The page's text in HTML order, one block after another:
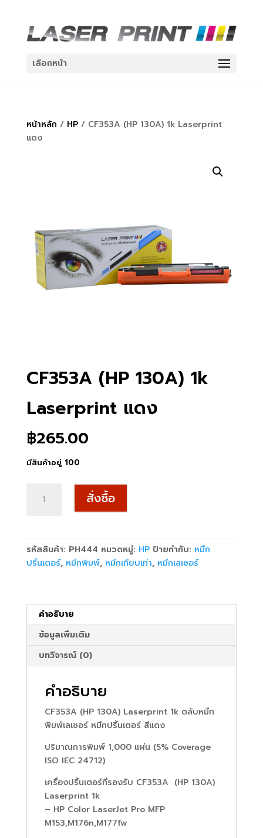
เลือกหน้า
หน้าหลัก / HP/ CF353A (HP 130A) 1k Laserprint
แดง
CF353A (HP 130A) 1k
Laserprint แดง
฿265.00
มีสินค้าอยู่ 100
CF353A
1k
Laserprint
สั่งซื้อ
รหัสสินค้า: PH444 หมวดหมู่: HP ป้ายกำกับ: หมึก
ปริ้นเตอร์, หมึกพิมพ์, หมึกเทียบเท่า, หมึกเลเซอร์
คำอธิบาย
ข้อมูลเพิ่มเติม
บทวิจารณ์ (0)
คำอธิบาย
CF353A (HP 130A) Laserprint 1k ตลับหมึก
พิมพ์เลเซอร์ หมึกปริ้นเตอร์ สีแดง
ปริมาณการพิมพ์ 1,000 แผ่น (5% Coverage
ISO IEC 24712)
เครื่องปริ้นเตอร์ที่รองรับ CF353A (HP 130A)
Laserprint 1k
– HP Color LaserJet Pro MFP
M153,M176n,M177fw